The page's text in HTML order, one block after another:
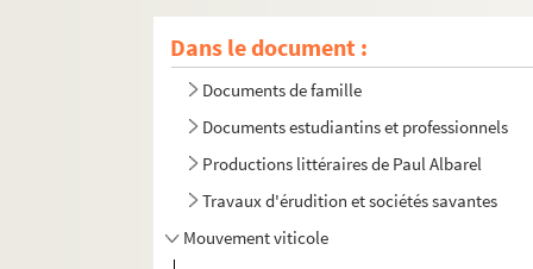
Dans le document :
Documents de famille
Documents estudiantins et professionnels
Productions littéraires de Paul Albarel
Travaux d'érudition et sociétés savantes
Mouvement viticole